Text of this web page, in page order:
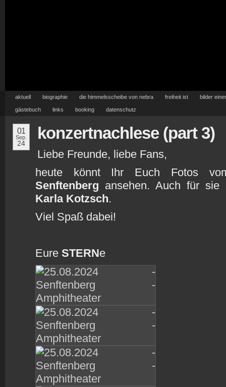
aktuell biographie die himmelsscheibe von nebra freiheit ist bilder
gästebuch links booking datenschutz
01
Sep.
24
konzertnachlese (part 3)
Liebe Freunde, liebe Fans,
heute könnt Ihr Euch Fotos
Senftenberg ansehen. Auch für sie
Karla Kotzsch.
Viel Spaß dabei!
Eure STERNe